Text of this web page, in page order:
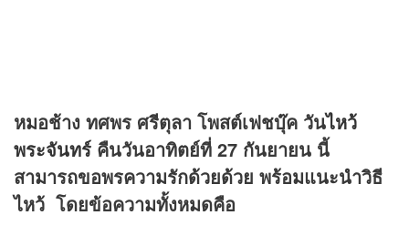
หมอช้าง ทศพร ศรีตุลา โพสต์เฟชบุ๊ค วันไหว้
พระจันทร์ คืนวันอาทิตย์ที่ 27 กันยายน นี้
สามารถขอพรความรักด้วยด้วย พร้อมแนะนำวิธี
ไหว้ โดยข้อความทั้งหมดคือ